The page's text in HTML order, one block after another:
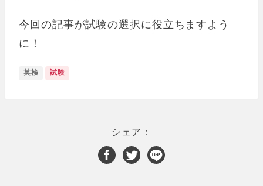
今回の記事が試験の選択に役立ちますよう
に！
英検 試験
シェア：